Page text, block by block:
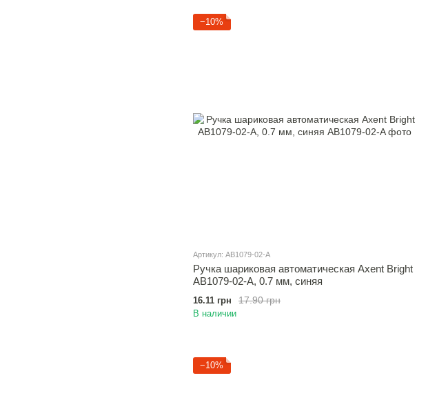
−10%
Артикул: AB1079-02-A
Ручка шариковая автоматическая Axent Bright
AB1079-02-A, 0.7 мм, синяя
17.90 грн
16.11 грн
В наличии
−10%